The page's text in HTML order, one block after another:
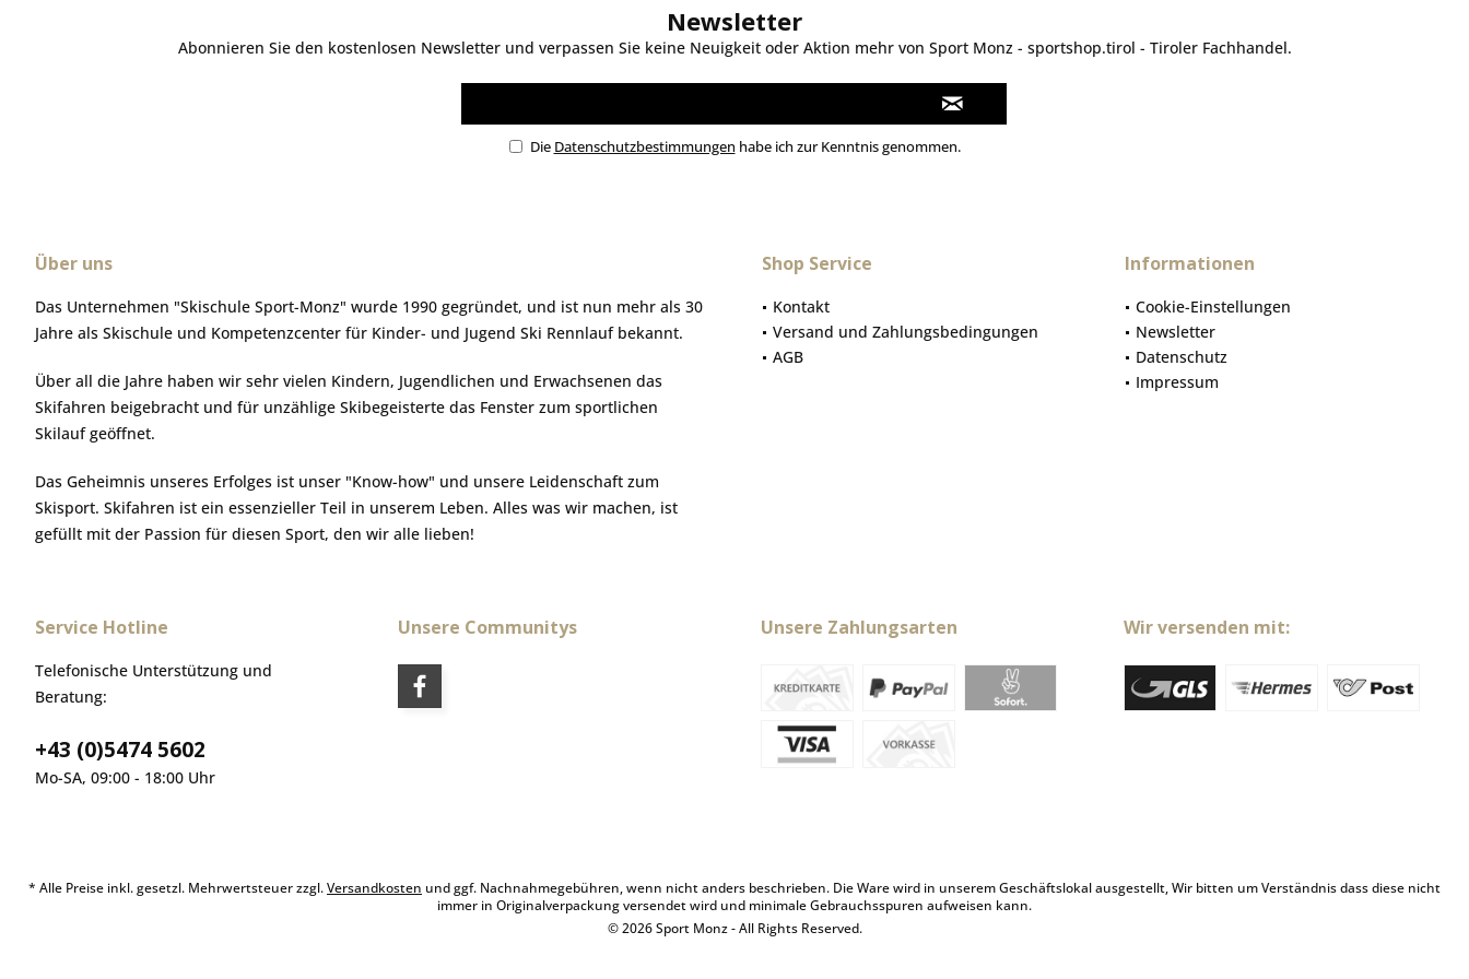
Newsletter
Abonnieren Sie den kostenlosen Newsletter und verpassen Sie keine Neuigkeit oder Aktion mehr von Sport Monz - sportshop.tirol - Tiroler Fachhandel.
Die Datenschutzbestimmungen habe ich zur Kenntnis genommen.
Über uns
Das Unternehmen "Skischule Sport-Monz" wurde 1990 gegründet, und ist nun mehr als 30
Jahre als Skischule und Kompetenzcenter für Kinder- und Jugend Ski Rennlauf bekannt.
Über all die Jahre haben wir sehr vielen Kindern, Jugendlichen und Erwachsenen das
Skifahren beigebracht und für unzählige Skibegeisterte das Fenster zum sportlichen
Skilauf geöffnet.
Das Geheimnis unseres Erfolges ist unser "Know-how" und unsere Leidenschaft zum
Skisport. Skifahren ist ein essenzieller Teil in unserem Leben. Alles was wir machen, ist
gefüllt mit der Passion für diesen Sport, den wir alle lieben!
Shop Service
Kontakt
Versand und Zahlungsbedingungen
AGB
Informationen
Cookie-Einstellungen
Newsletter
Datenschutz
Impressum
Service Hotline
Telefonische Unterstützung und
Beratung:
+43 (0)5474 5602
Mo-SA, 09:00 - 18:00 Uhr
Unsere Communitys Unsere Zahlungsarten Wir versenden mit:
* Alle Preise inkl. gesetzl. Mehrwertsteuer zzgl.Versandkosten und ggf. Nachnahmegebühren, wenn nicht anders beschrieben. Die Ware wird in unserem Geschäftslokal ausgestellt, Wir bitten um Verständnis dass diese nicht
immer in Originalverpackung versendet wird und minimale Gebrauchsspuren aufweisen kann.
© 2026 Sport Monz - All Rights Reserved.